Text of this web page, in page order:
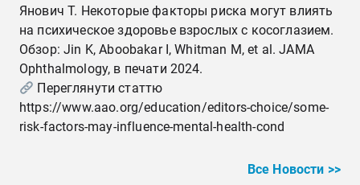
Янович Т. Некоторые факторы риска могут влиять
на психическое здоровье взрослых с косоглазием.
Обзор: Jin K, Aboobakar I, Whitman M, et al. JAMA
Ophthalmology, в печати 2024.
Переглянути статтю
https://www.aao.org/education/editors-choice/some-
risk-factors-may-influence-mental-health-cond
Все Новости >>